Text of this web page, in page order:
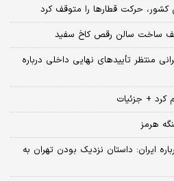
کشور، حرکت قطارها را متوقف کرد
ساخت سالن رقص کاخ سفید
منتظر تأییدهای نهایی داخلی درباره
کرد + جزئیات
هرمز
ایران: داستان نزدیک بودن تهران به